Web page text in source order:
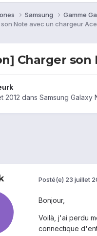
Samsung Gamme
Note avec un chargeur
Charger
2012 dans Samsung Galaxy
Posté(e) 23 juillet
Bonjour,
Voilà, j'ai perdu
connectique